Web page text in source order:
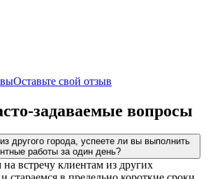
Оставьте свой отзыв
задаваемые вопросы
другого города, успеете ли вы выполнить
работы за один день?
встречу клиентам из других